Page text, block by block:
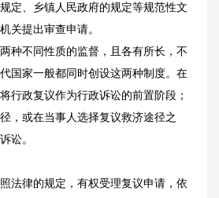
定、乡镇人民政府的规定等规范性文
关提出审查申请。
种不同性质的监督，且各有所长，不
国家一般都同时创设这两种制度。在
行政复议作为行政诉讼的前置阶段；
，或在当事人选择复议救济途径之
讼。
法律的规定，有权受理复议申请，依